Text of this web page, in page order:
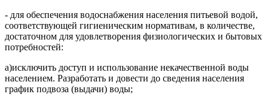
- для обеспечения водоснабжения населения питьевой водой,
соответствующей гигиеническим нормативам, в количестве,
достаточном для удовлетворения физиологических и бытовых
потребностей:
а)исключить доступ и использование некачественной воды
населением. Разработать и довести до сведения населения
график подвоза (выдачи) воды;